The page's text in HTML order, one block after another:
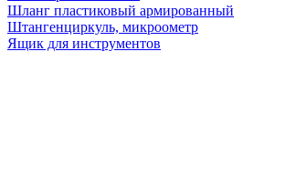
Шланг пластиковый армированный
Штангенциркуль, микроометр
Ящик для инструментов